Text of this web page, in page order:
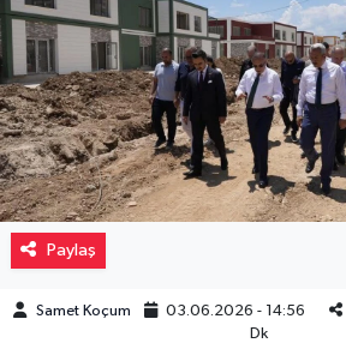
Paylaş
Samet Koçum 03.06.2026 - 14:56
Dk
Müzik
Piyasa
Resmi İlanlar
Sağlık
Sinemalar
Siyaset